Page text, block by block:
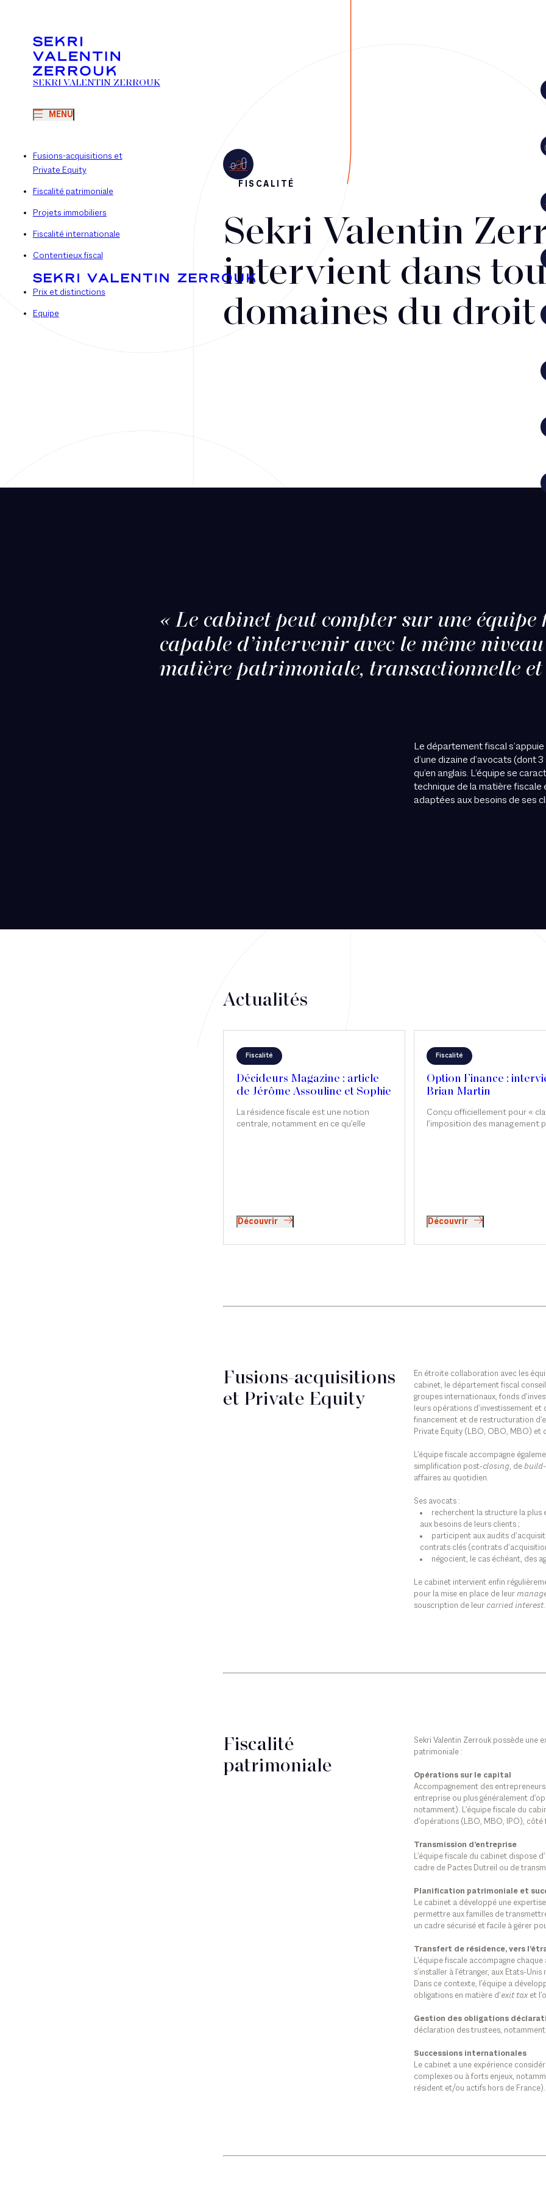
MENU
SEKRI VALENTIN ZERROUK
Fusions-acquisitions et
Private Equity
Fiscalité patrimoniale
Projets immobiliers
Fiscalité internationale
Contentieux fiscal
Prix et distinctions
Equipe
FISCALITÉ
Sekri Valentin
intervient dans
domaines du droit
« Le cabinet peut compter sur une équipe
capable d’intervenir avec le même
matière patrimoniale, transactionnelle et
Le département fiscal
d’une dizaine d’avocats (dont
qu’en anglais. L’équipe se
technique de la matière fiscale
adaptées aux besoins de ses
Actualités
Fiscalité
La résidence fiscale est une notion
centrale, notamment en ce qu’elle
revenus de source française. La
résidence fiscale conditionne également
Décideurs Magazine : article
de Jérôme Assouline et Sophie
Découvrir
Fiscalité
Conçu officiellement pour «
l’imposition des management
Option Finance :
Brian Martin
Découvrir
Fusions-acquisitions
et Private Equity
En étroite collaboration avec les
cabinet, le département fiscal
groupes internationaux, fonds
leurs opérations d’investissement
financement et de restructuration
Private Equity (LBO, OBO, MBO) et
L’équipe fiscale accompagne
simplification post-closing, de
affaires au quotidien.
Ses avocats :
recherchent la structure la plus
aux besoins de leurs clients ;
participent aux audits
contrats clés (contrats
négocient, le cas échéant, des
Le cabinet intervient enfin
pour la mise en place de leur
souscription de leur carried interest.
Fiscalité
patrimoniale
Sekri Valentin Zerrouk possède une
patrimoniale :
Opérations sur le capital
Accompagnement des
entreprise ou plus généralement
notamment). L’équipe fiscale du
d’opérations (LBO, MBO, IPO),
Transmission d’entreprise
L’équipe fiscale du cabinet dispose
cadre de Pactes Dutreil ou de
Planification patrimoniale et
Le cabinet a développé une
permettre aux familles de
un cadre sécurisé et facile à gérer
Transfert de résidence, vers
L’équipe fiscale accompagne
s’installer à l’étranger, aux Etats-
Dans ce contexte, l’équipe a
obligations en matière d’exit taxet
Gestion des obligations
déclaration des trustees,
Successions internationales
Le cabinet a une expérience
complexes ou à forts enjeux,
résident et/ou actifs hors de France).